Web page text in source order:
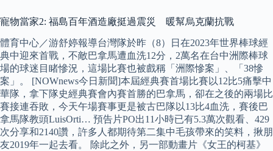
寵物當家2: 福島百年酒造廠挺過震災 暖幫烏克蘭抗戰
體育中心／游舒婷報導台灣隊於昨（8）日在2023年世界棒球經
典中迎來首戰，不敵巴拿馬遭血洗12分，2萬名在台中洲際棒球
場的球迷目睹慘況，這場比賽也被戲稱「洲際慘案」、「38慘
案」。 [NOWnews今日新聞]本屆經典賽首場比賽以12比5痛擊中
華隊，拿下隊史經典賽會內賽首勝的巴拿馬，卻在之後的兩場比
賽接連吞敗，今天午場賽事更是被古巴隊以13比4血洗，賽後巴
拿馬隊教頭LuisOrti… 預告片PO出11小時已有5.3萬次觀看、429
次分享和2140讚，許多人都期待第二集中毛孩帶來的笑料，揪朋
友2019年一起去看。 除此之外，另一部動畫片《女王的柯基》